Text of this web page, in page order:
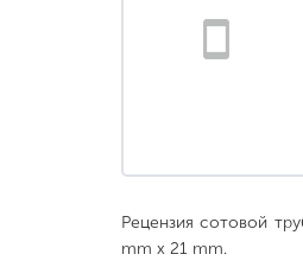
Рецензия сотовой
mm x 21 mm.